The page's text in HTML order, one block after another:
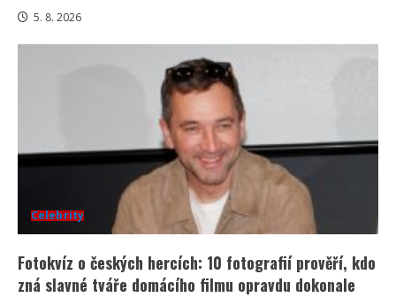
5. 8. 2026
Celebrity
Fotokvíz o českých hercích: 10 fotografií prověří, kdo
zná slavné tváře domácího filmu opravdu dokonale